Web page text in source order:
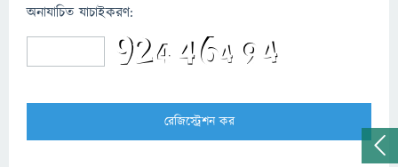
অনাযাচিত যাচাইকরণ: